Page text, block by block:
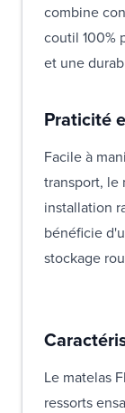
combine
coutil 100%
et une
Praticité
Facile à
transport, le
installation
bénéficie
stockage
Le matelas
ressorts